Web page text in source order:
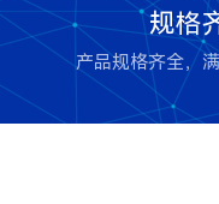
规格
产品规格齐全，